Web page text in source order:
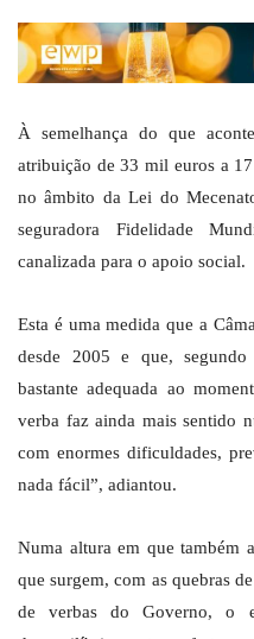
À semelhança do que
atribuição de 33 mil euros a
no âmbito da Lei do
seguradora Fidelidade
canalizada para o apoio social.
Esta é uma medida que a
desde 2005 e que,
bastante adequada ao
verba faz ainda mais sentido
com enormes dificuldades,
nada fácil”, adiantou.
Numa altura em que também
que surgem, com as quebras
de verbas do Governo, o